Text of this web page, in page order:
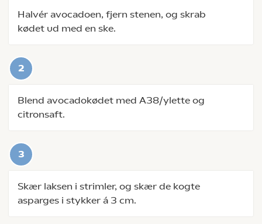
Halvér avocadoen, fjern stenen, og skrab
kødet ud med en ske.
Blend avocadokødet med A38/ylette og
citronsaft.
Skær laksen i strimler, og skær de kogte
asparges i stykker á 3 cm.